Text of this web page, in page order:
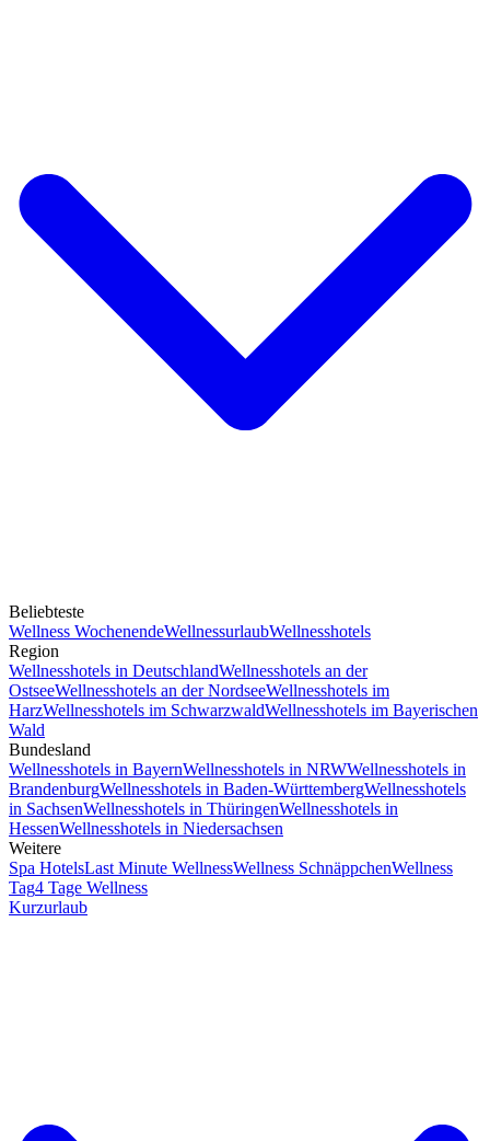
Beliebteste
Wellness WochenendeWellnessurlaubWellnesshotels
Region
Wellnesshotels in DeutschlandWellnesshotels an der
OstseeWellnesshotels an der NordseeWellnesshotels im
HarzWellnesshotels im SchwarzwaldWellnesshotels im Bayerischen
Wald
Bundesland
Wellnesshotels in BayernWellnesshotels in NRWWellnesshotels in
BrandenburgWellnesshotels in Baden-WürttembergWellnesshotels
in SachsenWellnesshotels in ThüringenWellnesshotels in
HessenWellnesshotels in Niedersachsen
Weitere
Spa HotelsLast Minute WellnessWellness SchnäppchenWellness
Tag4 Tage Wellness
Kurzurlaub